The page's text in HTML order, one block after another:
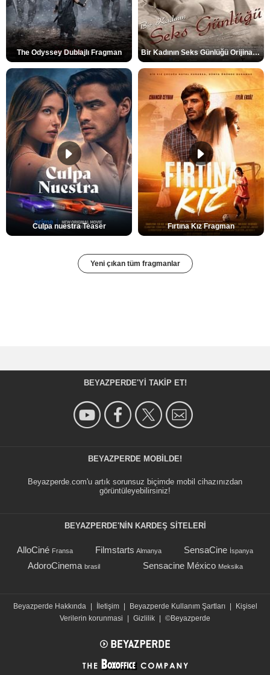
The Odyssey Dublajlı Fragman Bir Kadının Seks Günlüğü Orijinal Fragman
Culpa nuestra Teaser Fırtına Kız Fragman
Yeni çıkan tüm fragmanlar
BEYAZPERDE'YI TAKIP ET!
BEYAZPERDE MOBILDE!
Beyazperde.com'u artık sorunsuz biçimde mobil cihazınızdan
görüntüleyebilirsiniz!
BEYAZPERDE'NIN KARDEŞ SİTELERİ
AlloCiné Fransa Filmstarts Almanya SensaCine İspanya
AdoroCinema brasil Sensacine México Meksika
Beyazperde Hakkında İletişim Beyazperde Kullanım Şartları
Kişisel
Verilerin korunmasi
Gizlilik ©Beyazperde